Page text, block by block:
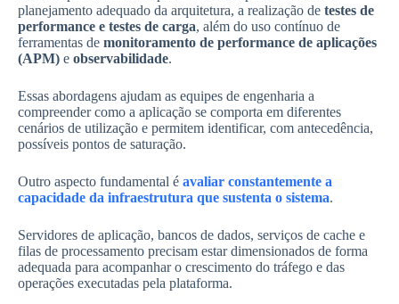
planejamento adequado da arquitetura, a realização de testes de
performance e testes de carga, além do uso contínuo de
ferramentas de monitoramento de performance de aplicações
(APM) e observabilidade.
Essas abordagens ajudam as equipes de engenharia a
compreender como a aplicação se comporta em diferentes
cenários de utilização e permitem identificar, com antecedência,
possíveis pontos de saturação.
Outro aspecto fundamental é avaliar constantemente a
capacidade da infraestrutura que sustenta o sistema.
Servidores de aplicação, bancos de dados, serviços de cache e
filas de processamento precisam estar dimensionados de forma
adequada para acompanhar o crescimento do tráfego e das
operações executadas pela plataforma.